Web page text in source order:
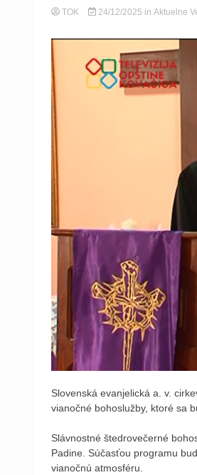
TOK 24/12/2025 in Aktuelne
Slovenská evanjelická a. v.
vianočné bohoslužby, ktoré sa
Slávnostné štedrovečerné
Padine. Súčasťou programu
vianočnú atmosféru.